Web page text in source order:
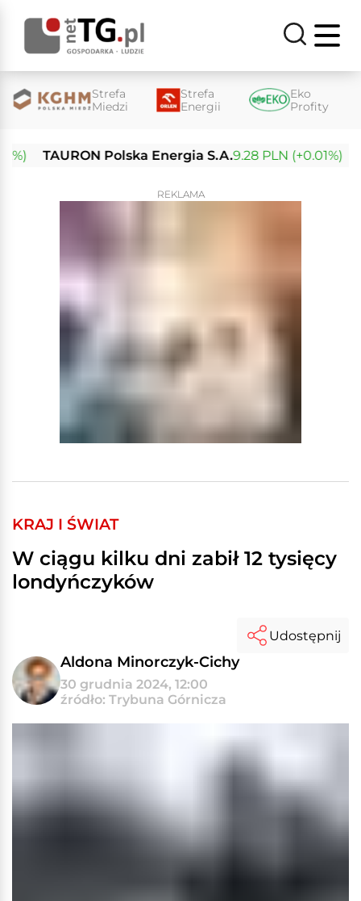
Strefa
Miedzi
Strefa
Energii
Eko
Profity
TAURON Polska Energia S.A. 9.28 PLN (+0.01%)
REKLAMA
KRAJ I ŚWIAT
W ciągu kilku dni zabił 12 tysięcy
londyńczyków
Aldona Minorczyk-Cichy
30 grudnia 2024, 12:00
źródło: Trybuna Górnicza
Udostępnij